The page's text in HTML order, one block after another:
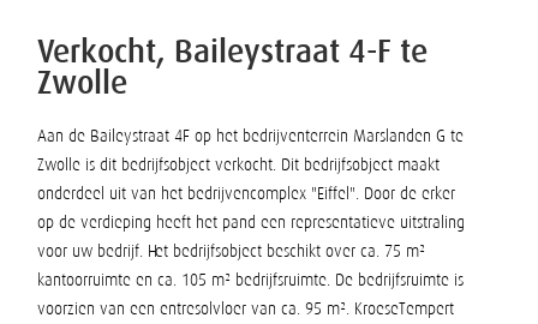
Verkocht, Baileystraat 4-F te
Zwolle
Aan de Baileystraat 4F op het bedrijventerrein Marslanden G te
Zwolle is dit bedrijfsobject verkocht. Dit bedrijfsobject maakt
onderdeel uit van het bedrijvencomplex "Eiffel". Door de erker
op de verdieping heeft het pand een representatieve uitstraling
voor uw bedrijf. Het bedrijfsobject beschikt over ca. 75 m²
kantoorruimte en ca. 105 m² bedrijfsruimte. De bedrijfsruimte is
voorzien van een entresolvloer van ca. 95 m². KroeseTempert